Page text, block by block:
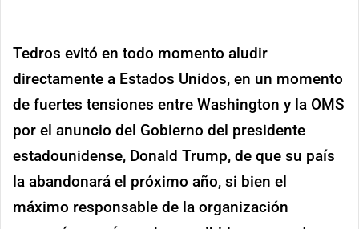
Tedros evitó en todo momento aludir
directamente a Estados Unidos, en un momento
de fuertes tensiones entre Washington y la OMS
por el anuncio del Gobierno del presidente
estadounidense, Donald Trump, de que su país
la abandonará el próximo año, si bien el
máximo responsable de la organización